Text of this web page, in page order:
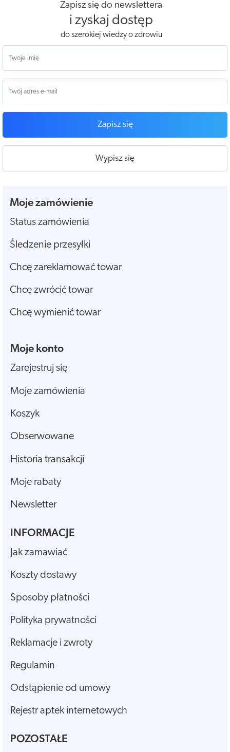
Zapisz się do newslettera
i zyskaj dostęp
do szerokiej wiedzy o zdrowiu
Zapisz się
Wypisz się
Moje zamówienie
Status zamówienia
Śledzenie przesyłki
Chcę zareklamować towar
Chcę zwrócić towar
Chcę wymienić towar
Moje konto
Zarejestruj się
Moje zamówienia
Koszyk
Obserwowane
Historia transakcji
Moje rabaty
Newsletter
INFORMACJE
Jak zamawiać
Koszty dostawy
Sposoby płatności
Polityka prywatności
Reklamacje i zwroty
Regulamin
Odstąpienie od umowy
Rejestr aptek internetowych
POZOSTAŁE